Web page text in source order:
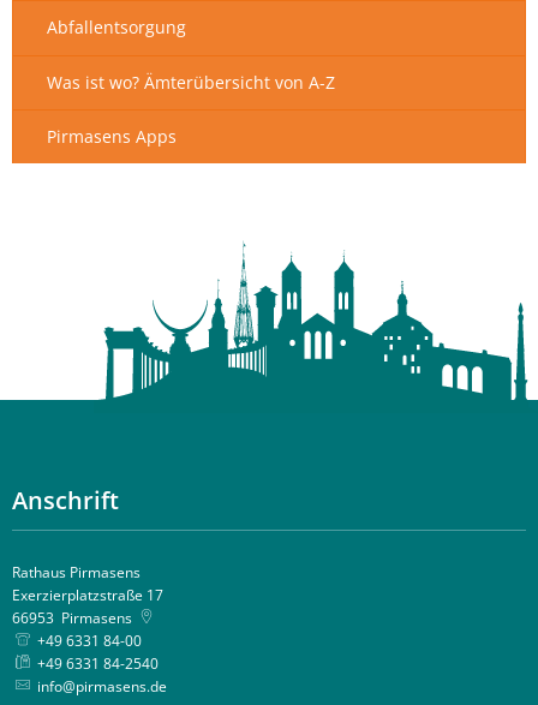
Abfallentsorgung
Was ist wo? Ämterübersicht von A-Z
Pirmasens Apps
Anschrift
Rathaus Pirmasens
Exerzierplatzstraße 17
66953 Pirmasens
+49 6331 84-00
+49 6331 84-2540
info@pirmasens.de